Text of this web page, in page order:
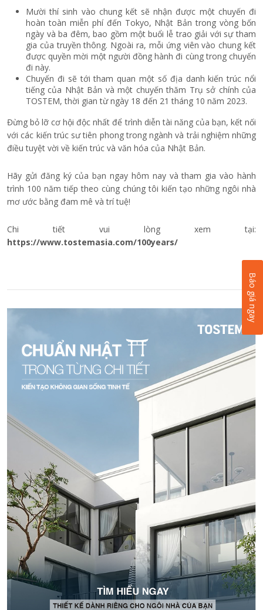
Mười thí sinh vào chung kết sẽ nhận được một chuyến đi
hoàn toàn miễn phí đến Tokyo, Nhật Bản trong vòng bốn
ngày và ba đêm, bao gồm một buổi lễ trao giải với sự tham
gia của truyền thông. Ngoài ra, mỗi ứng viên vào chung kết
được quyền mời một người đồng hành đi cùng trong chuyến
đi này.
Chuyến đi sẽ tới tham quan một số địa danh kiến trúc nổi
tiếng của Nhật Bản và một chuyến thăm Trụ sở chính của
TOSTEM, thời gian từ ngày 18 đến 21 tháng 10 năm 2023.
Đừng bỏ lỡ cơ hội độc nhất để trình diễn tài năng của bạn, kết nối
với các kiến trúc sư tiên phong trong ngành và trải nghiệm những
điều tuyệt vời về kiến trúc và văn hóa của Nhật Bản.
Hãy gửi đăng ký của bạn ngay hôm nay và tham gia vào hành
trình 100 năm tiếp theo cùng chúng tôi kiến tạo những ngôi nhà
mơ ước bằng đam mê và trí tuệ!
Chi tiết vui lòng xem tại:
https://www.tostemasia.com/100years/
Báo giá ngay